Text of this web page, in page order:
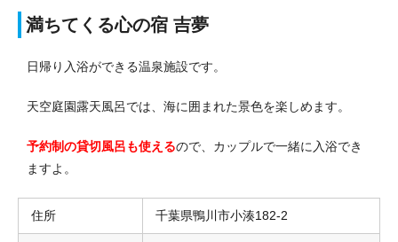
満ちてくる心の宿 吉夢
日帰り入浴ができる温泉施設です。
天空庭園露天風呂では、海に囲まれた景色を楽しめます。
予約制の貸切風呂も使えるので、カップルで一緒に入浴でき
ますよ。
住所 千葉県鴨川市小湊182-2